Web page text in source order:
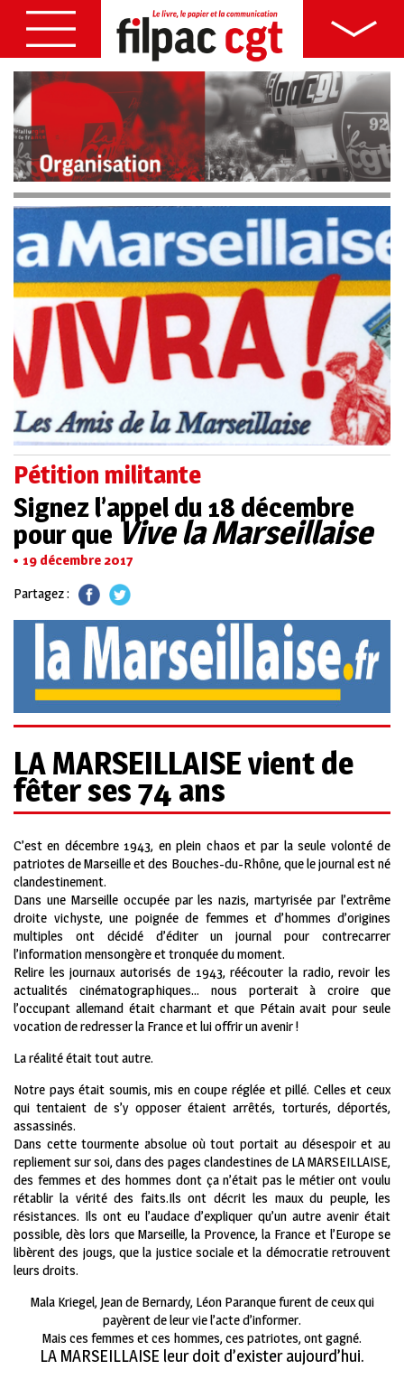
Pétition militante
Signez l’appel du 18 décembre
pour que Vive la Marseillaise
19 décembre 2017
Partagez :
LA MARSEILLAISE vient de
fêter ses 74 ans
C’est en décembre 1943, en plein chaos et par la seule volonté de
patriotes de Marseille et des Bouches-du-Rhône, que le journal est né
clandestinement.
Dans une Marseille occupée par les nazis, martyrisée par l’extrême
droite vichyste, une poignée de femmes et d’hommes d’origines
multiples ont décidé d’éditer un journal pour contrecarrer
l’information mensongère et tronquée du moment.
Relire les journaux autorisés de 1943, réécouter la radio, revoir les
actualités cinématographiques… nous porterait à croire que
l’occupant allemand était charmant et que Pétain avait pour seule
vocation de redresser la France et lui offrir un avenir !
La réalité était tout autre.
Notre pays était soumis, mis en coupe réglée et pillé. Celles et ceux
qui tentaient de s’y opposer étaient arrêtés, torturés, déportés,
assassinés.
Dans cette tourmente absolue où tout portait au désespoir et au
repliement sur soi, dans des pages clandestines de LA MARSEILLAISE,
des femmes et des hommes dont ça n’était pas le métier ont voulu
rétablir la vérité des faits.Ils ont décrit les maux du peuple, les
résistances. Ils ont eu l’audace d’expliquer qu’un autre avenir était
possible, dès lors que Marseille, la Provence, la France et l’Europe se
libèrent des jougs, que la justice sociale et la démocratie retrouvent
leurs droits.
Mala Kriegel, Jean de Bernardy, Léon Paranque furent de ceux qui
payèrent de leur vie l’acte d’informer.
Mais ces femmes et ces hommes, ces patriotes, ont gagné.
LA MARSEILLAISE leur doit d’exister aujourd’hui.